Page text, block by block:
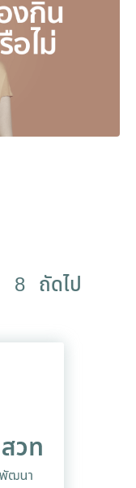
8 ถัดไป